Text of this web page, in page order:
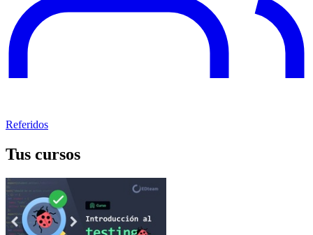
Referidos
Tus cursos